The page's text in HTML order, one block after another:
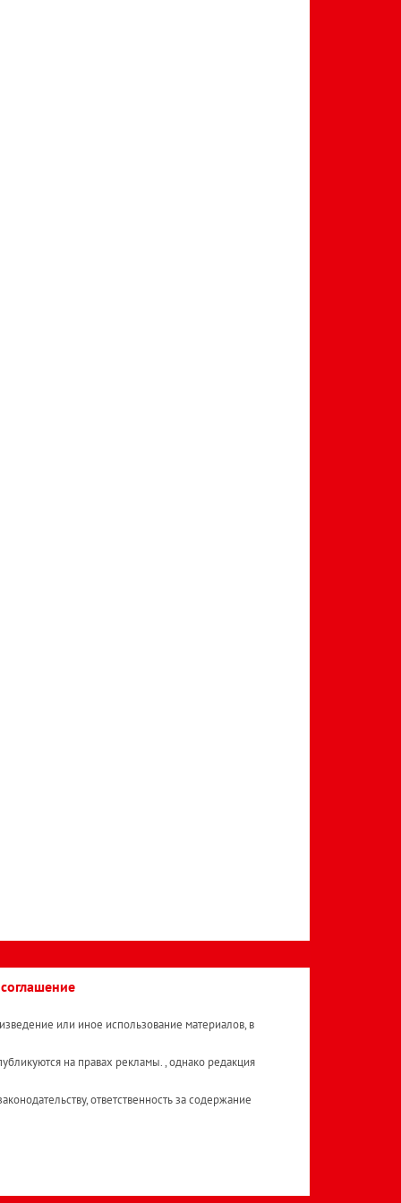
или иное использование материалов, в
на правах рекламы. , однако редакция
ответственность за содержание